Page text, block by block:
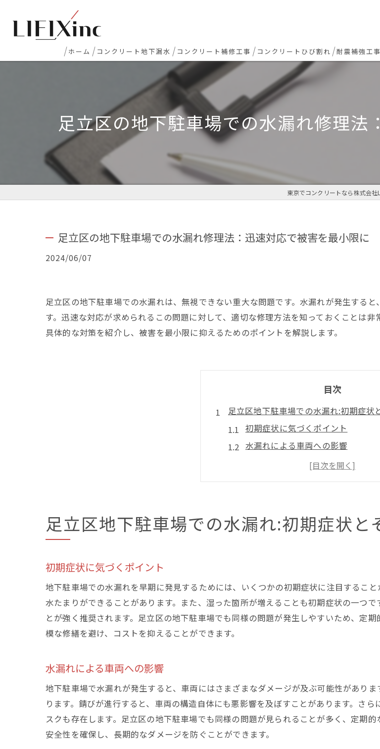
ホーム コンクリート地下漏水
地下・半地下駐車場 漏水
エレベーターピット漏水・止水工事
打継ぎ部・コールドジョイント漏水
配管貫通部・スリーブ周り漏水
コンクリート補修工事
新築マンション下地補修
コンクリート欠損 色合わせ補修
床レベラー工事(セルフレベリング)
コンクリートひび割れ 耐震補強工
足立区の地下駐車場での水漏れ修理法
東京でコンクリートなら株式会社
足立区の地下駐車場での水漏れ修理法：迅速対応で被害を最小限に
2024/06/07
足立区の地下駐車場での水漏れは、無視できない重大な問題です。水漏れが発生する
す。迅速な対応が求められるこの問題に対して、適切な修理方法を知っておくことは
具体的な対策を紹介し、被害を最小限に抑えるためのポイントを解説します。
目次
足立区地下駐車場での水漏れ:初期症状
初期症状に気づくポイント
水漏れによる車両への影響
建物構造へのダメージ
水漏れが広がる前に取るべき対策
早期対応が重要な理由
地下駐車場における水漏れの原因とは?
構造体のクラック
防水シートの劣化
地下水の影響
専門業者による診断
点検チェックリストの作成
点検後のフォローアップ
見逃しがちなポイント
足立区地下駐車場での水漏れ:初期症状と
初期症状に気づくポイント
地下駐車場での水漏れを早期に発見するためには、いくつかの初期症状に注目するこ
水たまりができることがあります。また、湿った箇所が増えることも初期症状の一つ
とが強く推奨されます。足立区の地下駐車場でも同様の問題が発生しやすいため、定
模な修繕を避け、コストを抑えることができます。
水漏れによる車両への影響
地下駐車場で水漏れが発生すると、車両にはさまざまなダメージが及ぶ可能性があり
ります。錆びが進行すると、車両の構造自体にも悪影響を及ぼすことがあります。さ
スクも存在します。足立区の地下駐車場でも同様の問題が見られることが多く、定期
安全性を確保し、長期的なダメージを防ぐことができます。